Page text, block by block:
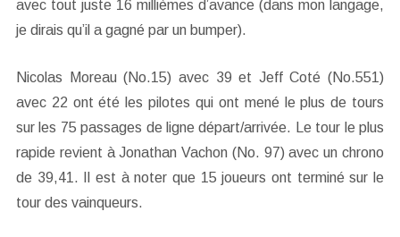
avec tout juste 16 millièmes d’avance (dans mon langage,
je dirais qu’il a gagné par un bumper).
Nicolas Moreau (No.15) avec 39 et Jeff Coté (No.551)
avec 22 ont été les pilotes qui ont mené le plus de tours
sur les 75 passages de ligne départ/arrivée. Le tour le plus
rapide revient à Jonathan Vachon (No. 97) avec un chrono
de 39,41. Il est à noter que 15 joueurs ont terminé sur le
tour des vainqueurs.